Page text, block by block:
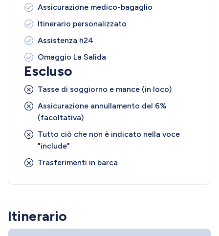
Assicurazione medico-bagaglio
Itinerario personalizzato
Assistenza h24
Omaggio La Salida
Escluso
Tasse di soggiorno e mance (in loco)
Assicurazione annullamento del 6%
(facoltativa)
Tutto ciò che non è indicato nella voce
"include"
Trasferimenti in barca
Itinerario